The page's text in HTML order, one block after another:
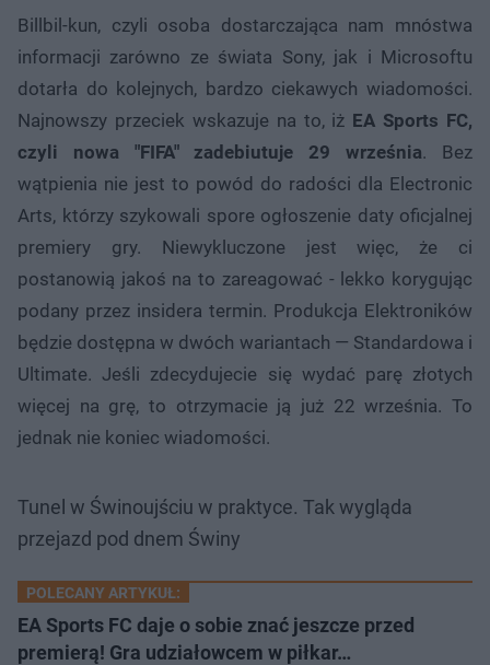
Billbil-kun, czyli osoba dostarczająca nam mnóstwa
informacji zarówno ze świata Sony, jak i Microsoftu
dotarła do kolejnych, bardzo ciekawych wiadomości.
Najnowszy przeciek wskazuje na to, iż EA Sports FC,
czyli nowa "FIFA" zadebiutuje 29 września. Bez
wątpienia nie jest to powód do radości dla Electronic
Arts, którzy szykowali spore ogłoszenie daty oficjalnej
premiery gry. Niewykluczone jest więc, że ci
postanowią jakoś na to zareagować - lekko korygując
podany przez insidera termin. Produkcja Elektroników
będzie dostępna w dwóch wariantach — Standardowa i
Ultimate. Jeśli zdecydujecie się wydać parę złotych
więcej na grę, to otrzymacie ją już 22 września. To
jednak nie koniec wiadomości.
Tunel w Świnoujściu w praktyce. Tak wygląda
przejazd pod dnem Świny
POLECANY ARTYKUŁ:
EA Sports FC daje o sobie znać jeszcze przed
premierą! Gra udziałowcem w piłkar…